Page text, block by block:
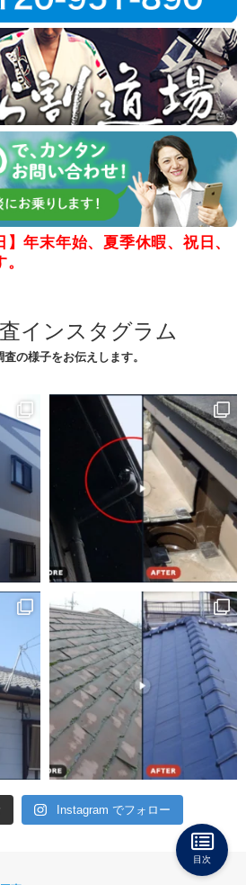
】年末年始、夏季休暇、祝日、
インスタグラム
の様子をお伝えします。
Instagram でフォロー
目次